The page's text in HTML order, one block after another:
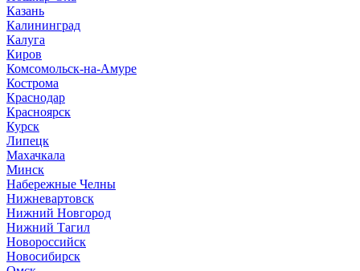
Казань
Калининград
Калуга
Киров
Комсомольск-на-Амуре
Кострома
Краснодар
Красноярск
Курск
Липецк
Махачкала
Минск
Набережные Челны
Нижневартовск
Нижний Новгород
Нижний Тагил
Новороссийск
Новосибирск